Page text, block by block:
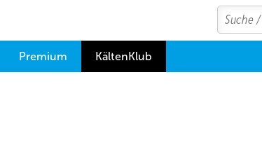
Search
Suchen
Premium KältenKlub